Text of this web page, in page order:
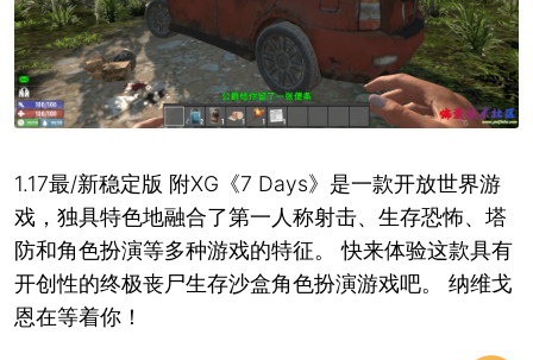
1.17最/新稳定版 附XG《7 Days》是一款开放世界游
戏，独具特色地融合了第一人称射击、生存恐怖、塔
防和角色扮演等多种游戏的特征。 快来体验这款具有
开创性的终极丧尸生存沙盒角色扮演游戏吧。 纳维戈
恩在等着你！